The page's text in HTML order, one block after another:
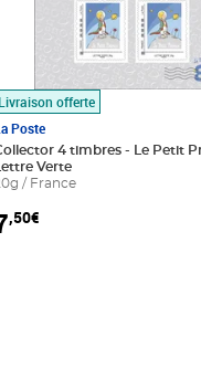
panier
Livraison offerte
Poste
4 timbres - Le Petit
Lettre Verte
/ France
,50€